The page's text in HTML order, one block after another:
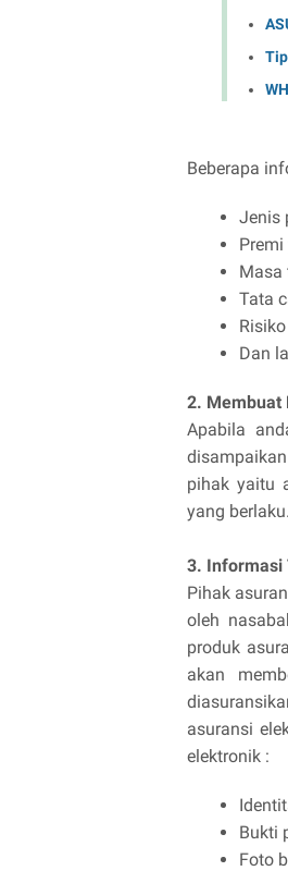
Beberapa
Jenis
Masa
Tata
Dan
2. Membuat
Apabila
pihak yaitu
yang berlaku.
3. Informasi
Pihak
oleh
produk
akan
asuransi
elektronik :
Bukti
Foto